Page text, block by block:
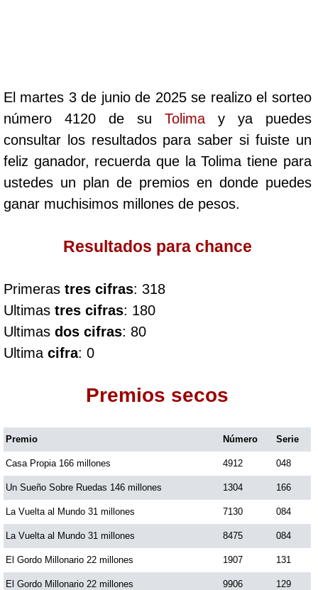
Cafeterito Noche
Caribeña Día
Caribeña Noche
Culona día
Culona noche
Dorado Mañana
Dorado Noche
Fantástica Día
Fantástica Noche
El martes 3 de junio de 2025 se realizo el sorteo
número 4120 de su Tolimay ya puedes
consultar los resultados para saber si fuiste un
feliz ganador, recuerda que la Tolima tiene para
ustedes un plan de premios en donde puedes
ganar muchisimos millones de pesos.
Resultados para chance
Primeras tres cifras: 318
Ultimas tres cifras: 180
Ultimas dos cifras: 80
Ultima cifra: 0
Premios secos
Premio Número Serie
Casa Propia 166 millones 4912 048
Un Sueño Sobre Ruedas 146 millones 1304 166
La Vuelta al Mundo 31 millones 7130 084
La Vuelta al Mundo 31 millones 8475 084
El Gordo Millonario 22 millones 1907 131
El Gordo Millonario 22 millones 9906 129